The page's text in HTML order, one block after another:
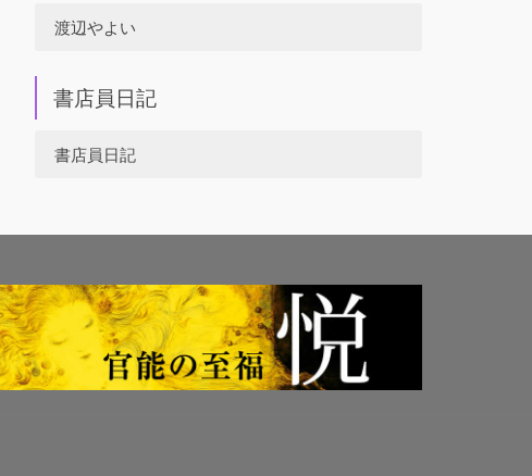
渡辺やよい
書店員日記
書店員日記